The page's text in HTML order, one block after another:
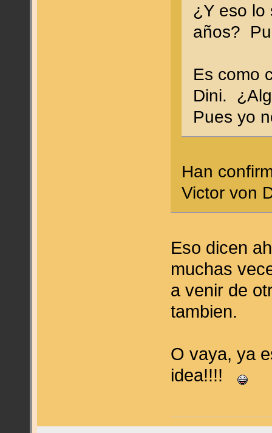
¿Y eso lo
años?
Es como
Dini.
Pues yo
Han
Victor von
Eso dicen
muchas
a venir de
tambien.
O vaya, ya
idea!!!!